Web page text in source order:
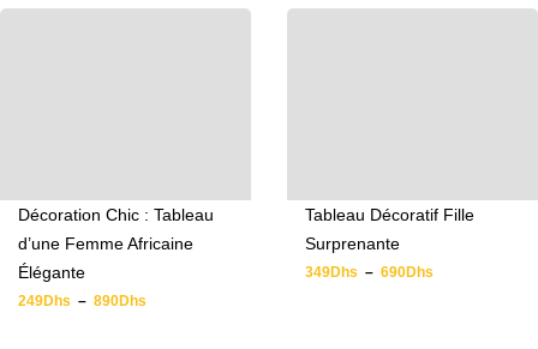
Décoration Chic : Tableau
d’une Femme Africaine
Élégante
249Dhs – 890Dhs
Tableau Décoratif Fille
Surprenante
349Dhs – 690Dhs